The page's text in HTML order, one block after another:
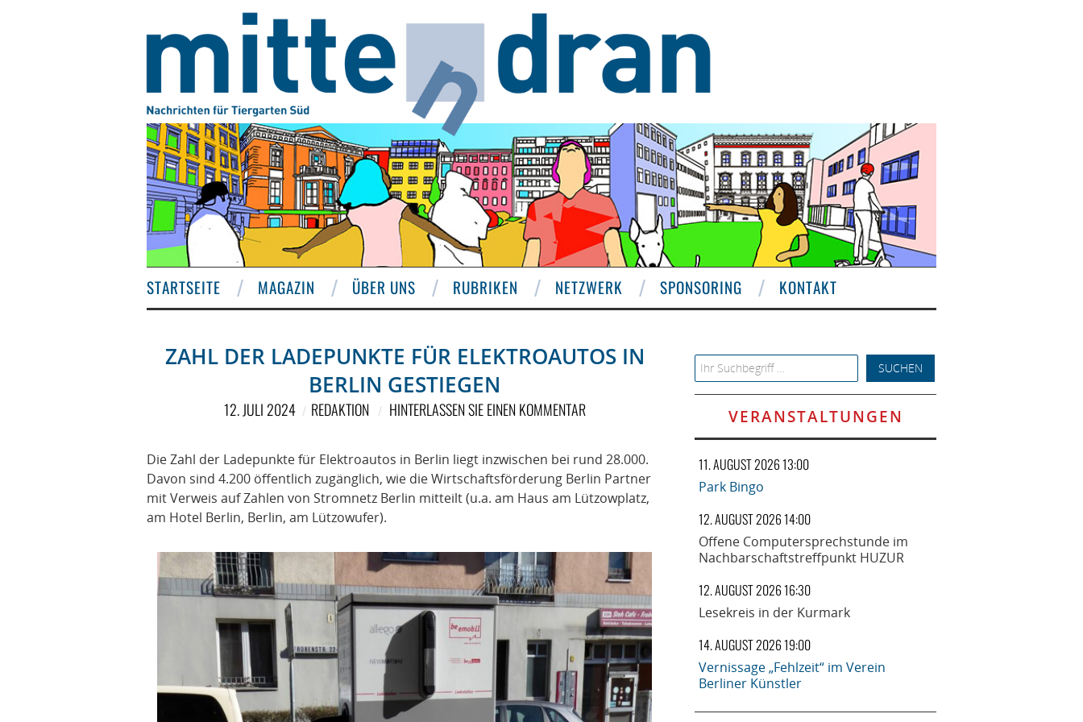
STARTSEITE MAGAZIN ÜBER UNS RUBRIKEN NETZWERK SPONSORING KONTAKT
ZAHL DER LADEPUNKTE FÜR ELEKTROAUTOS IN
BERLIN GESTIEGEN
12. JULI 2024 REDAKTION HINTERLASSEN SIE EINEN KOMMENTAR
Die Zahl der Ladepunkte für Elektroautos in Berlin liegt inzwischen bei rund 28.000.
Davon sind 4.200 öffentlich zugänglich, wie die Wirtschaftsförderung Berlin Partner
mit Verweis auf Zahlen von Stromnetz Berlin mitteilt (u.a. am Haus am Lützowplatz,
am Hotel Berlin, Berlin, am Lützowufer).
Search for:
VERANSTALTUNGEN
11. AUGUST 2026 13:00
Park Bingo
12. AUGUST 2026 14:00
Offene Computersprechstunde im
Nachbarschaftstreffpunkt HUZUR
12. AUGUST 2026 16:30
Lesekreis in der Kurmark
14. AUGUST 2026 19:00
Vernissage „Fehlzeit“ im Verein
Berliner Künstler